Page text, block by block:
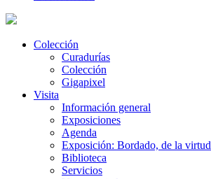
Colección
Curadurías
Colección
Gigapixel
Visita
Información general
Exposiciones
Agenda
Exposición: Bordado, de la virtud
Biblioteca
Servicios